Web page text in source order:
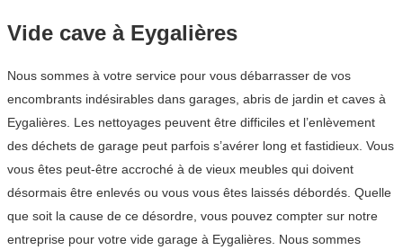
Vide cave à Eygalières
Nous sommes à votre service pour vous débarrasser de vos
encombrants indésirables dans garages, abris de jardin et caves à
Eygalières. Les nettoyages peuvent être difficiles et l’enlèvement
des déchets de garage peut parfois s’avérer long et fastidieux. Vous
vous êtes peut-être accroché à de vieux meubles qui doivent
désormais être enlevés ou vous vous êtes laissés débordés. Quelle
que soit la cause de ce désordre, vous pouvez compter sur notre
entreprise pour votre vide garage à Eygalières. Nous sommes